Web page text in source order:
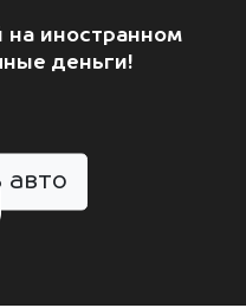
на иностранном
деньги!
авто